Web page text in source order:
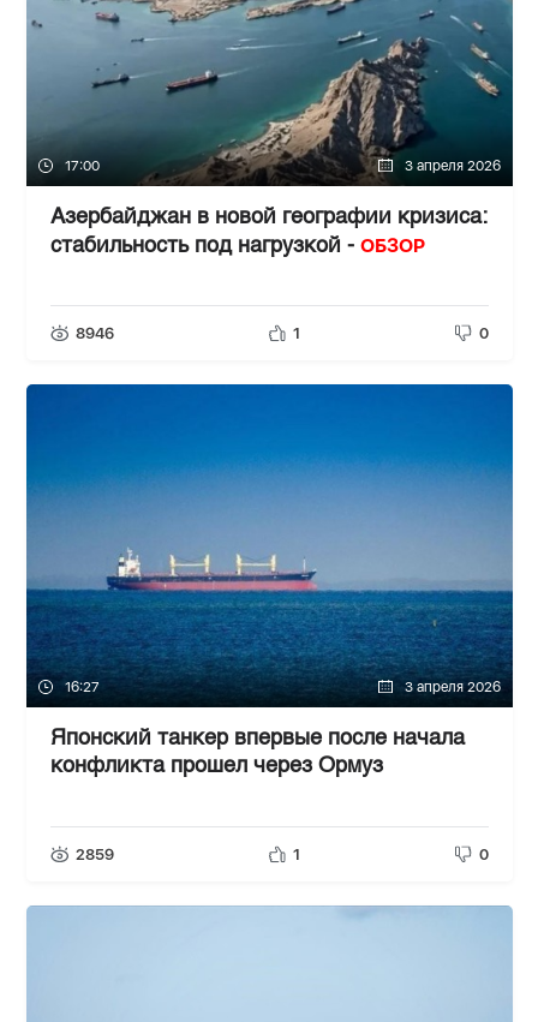
17:00 3 апреля 2026
Азербайджан в новой географии кризиса:
стабильность под нагрузкой - ОБЗОР
8946 1 0
16:27 3 апреля 2026
Японский танкер впервые после начала
конфликта прошел через Ормуз
2859 1 0